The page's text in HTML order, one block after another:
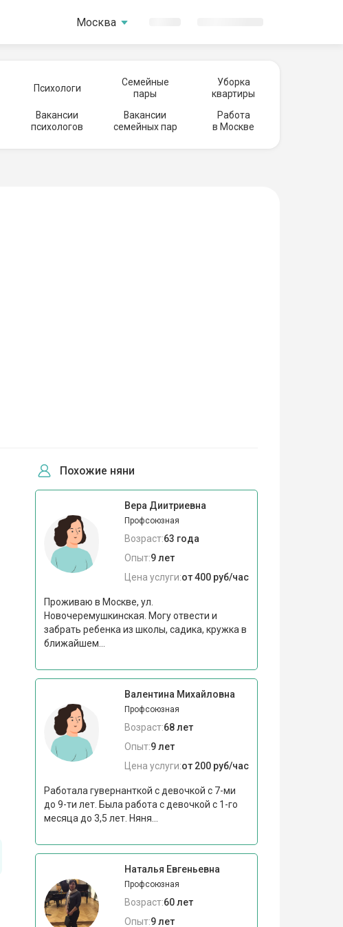
Москва
Психологи
Семейные
пары
Уборка
квартиры
Вакансии
психологов
Вакансии
семейных пар
Работа
в Москве
Похожие няни
Вера Диитриевна
Профсоюзная
Возраст:63 года
Опыт:9 лет
Цена услуги:от 400 руб/час
Проживаю в Москве, ул.
Новочеремушкинская. Могу отвести и
забрать ребенка из школы, садика, кружка в
ближайшем...
Валентина Михайловна
Профсоюзная
Возраст:68 лет
Опыт:9 лет
Цена услуги:от 200 руб/час
Работала гувернанткой с девочкой с 7-ми
до 9-ти лет. Была работа с девочкой с 1-го
месяца до 3,5 лет. Няня...
Наталья Евгеньевна
Профсоюзная
Возраст:60 лет
Опыт:9 лет